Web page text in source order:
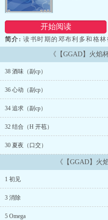
开始阅读
简介: 读书时期的邓布利多和格
的少年人从针锋相对到惺惺相惜
逝去的女孩而烧为灰烬。 时间线
套abo...
《【GGAD】火焰
38 酒味（副cp）
36 心动（副cp）
34 追求（副cp）
32 结合（H 开苞）
30 夏夜（口交）
《【GGAD】火
1 初见
3 消除
5 Omega